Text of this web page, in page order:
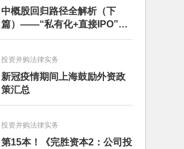
中概股回归路径全解析（下
篇）——“私有化+直接IPO”和
CDR
投资并购法律实务
新冠疫情期间上海鼓励外资政
策汇总
投资并购法律实务
第15本！《完胜资本2：公司投